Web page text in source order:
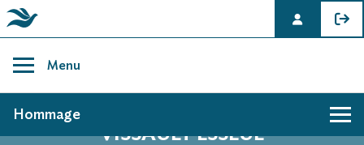
content
Menu
AVIS DE DÉCÈS DE JACQUELINE
VISSAULT ESSEUL
Hommage